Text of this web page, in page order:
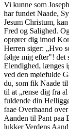
Vi kunne som
har fundet Naade,
Jesum Christum,
Fred og Salighed.
oprører dig imod
Herren siger: „Hvo
følge mig efter"! det
Elendighed, længes
ved den møiefulde
du, som fik Naade
til at „rense dig fra
fuldende din
faae Overhaand
Aanden til Pant paa
lukker Verdens